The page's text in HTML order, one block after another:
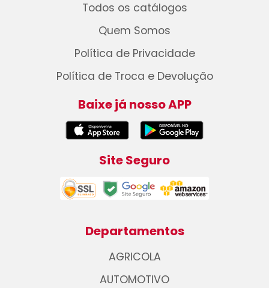
Todos os catálogos
Quem Somos
Política de Privacidade
Política de Troca e Devolução
Baixe já nosso APP
Site Seguro
Departamentos
AGRICOLA
AUTOMOTIVO